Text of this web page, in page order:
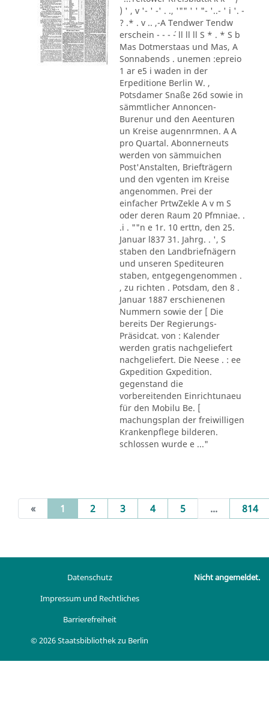
) ' , v '- ' -' . ., '"" ' ' "- '..- ' i '. -
? .* . v .. ,-A Tendwer Tendw
erschein - - - ´- ll ll ll S * . * S b
Mas Dotmerstaas und Mas, A
Sonnabends . unemen :epreio
1 ar e5 i waden in der
Erpeditione Berlin W. ,
Potsdamer Snaße 26d sowie in
sämmtlicher Annoncen-
Burenur und den Aeenturen
un Kreise augennrmnen. A A
pro Quartal. Abonnerneuts
werden von sämmuichen
Post'Anstalten, Briefträgern
und den vgenten im Kreise
angenommen. Prei der
einfacher PrtwZekle A v m S
oder deren Raum 20 Pfmniae. .
.i . ""n e 1r. 10 erttn, den 25.
Januar l837 31. Jahrg. . ', S
staben den Landbriefnägern
und unseren Spediteuren
staben, entgegengenommen .
, zu richten . Potsdam, den 8 .
Januar 1887 erschienenen
Nummern sowie der [ Die
bereits Der Regierungs-
Präsidcat. von : Kalender
werden gratis nachgeliefert
nachgeliefert. Die Neese . : ee
Gxpedition Gxpedition.
gegenstand die
vorbereitenden Einrichtunaeu
für den Mobilu Be. [
machungsplan der freiwilligen
Krankenpflege bilderen.
schlossen wurde e ..."
« 1 (current)
2 3 4 5 ... 814
Datenschutz
Impressum und Rechtliches
Barrierefreiheit
© 2026 Staatsbibliothek zu Berlin
Nicht angemeldet.